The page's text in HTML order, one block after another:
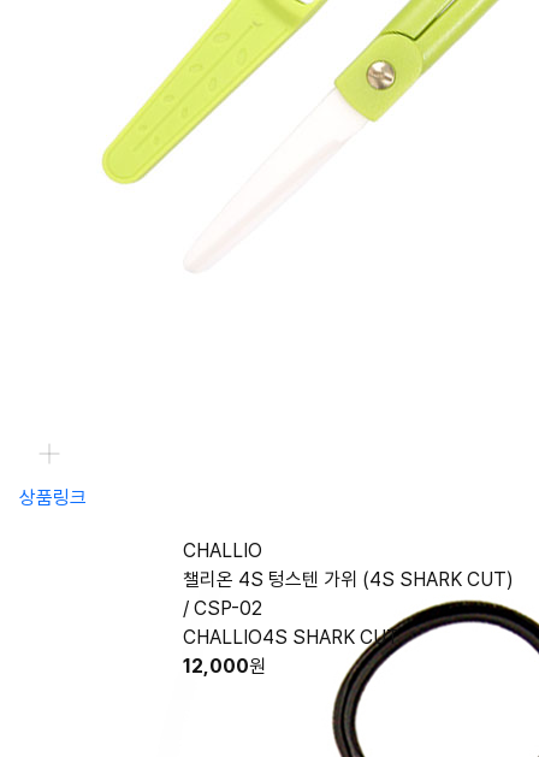
상품링크
CHALLIO
챌리온 4S 텅스텐 가위 (4S SHARK CUT)
/ CSP-02
CHALLIO4S SHARK CUT
12,000원